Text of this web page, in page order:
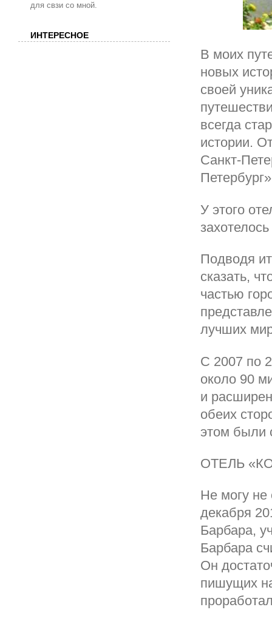
В моих
новых
своей
всегда
истории.
Санкт-
У этого
Подводя
сказать,
частью
лучших
С 2007 по
около 90
и
обеих
этом были
ОТЕЛЬ
Не могу не
декабря
Барбара,
Барбара
Он
пишущих
для свзи со мной.
ИНТЕРЕСНОЕ